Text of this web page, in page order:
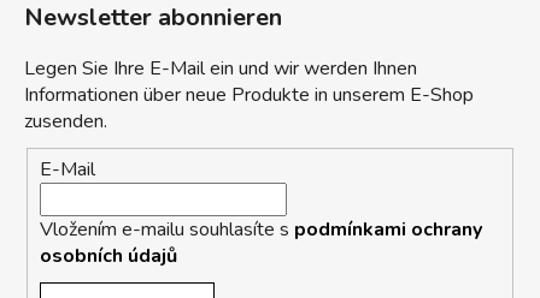
Newsletter abonnieren
Legen Sie Ihre E-Mail ein und wir werden Ihnen
Informationen über neue Produkte in unserem E-Shop
zusenden.
E-Mail
Vložením e-mailu souhlasíte s podmínkami ochrany
osobních údajů